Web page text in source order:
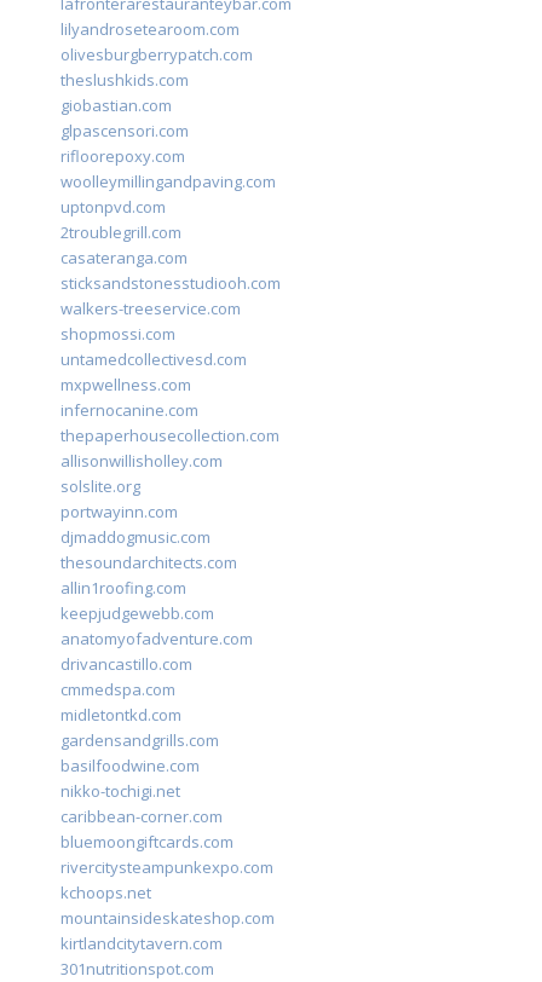
lilyandrosetearoom.com
olivesburgberrypatch.com
theslushkids.com
giobastian.com
glpascensori.com
rifloorepoxy.com
woolleymillingandpaving.com
uptonpvd.com
2troublegrill.com
casateranga.com
sticksandstonesstudiooh.com
walkers-treeservice.com
shopmossi.com
untamedcollectivesd.com
mxpwellness.com
infernocanine.com
thepaperhousecollection.com
allisonwillisholley.com
solslite.org
portwayinn.com
djmaddogmusic.com
thesoundarchitects.com
allin1roofing.com
keepjudgewebb.com
anatomyofadventure.com
drivancastillo.com
cmmedspa.com
midletontkd.com
gardensandgrills.com
basilfoodwine.com
nikko-tochigi.net
caribbean-corner.com
bluemoongiftcards.com
rivercitysteampunkexpo.com
kchoops.net
mountainsideskateshop.com
kirtlandcitytavern.com
301nutritionspot.com